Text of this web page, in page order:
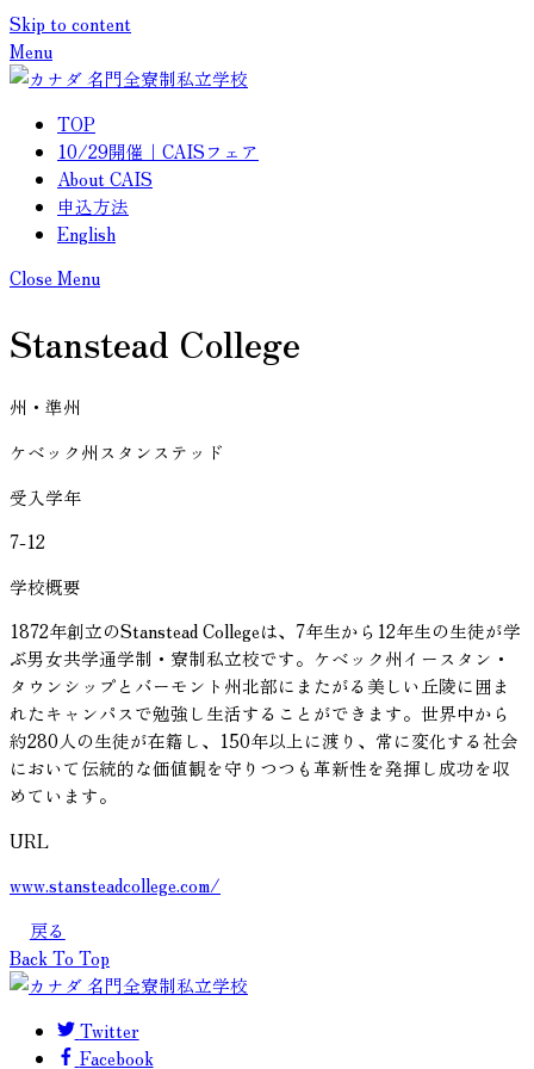
Skip to content
Menuメニュー
閉じる
TOP
10/29開催｜CAISフェア
About CAIS
申込方法
English
Close Menu
Stanstead College
州・準州
ケベック州スタンステッド
受入学年
7-12
学校概要
1872年創立のStanstead Collegeは、7年生から12年生の生徒が学
ぶ男女共学通学制・寮制私立校です。ケベック州イースタン・
タウンシップとバーモント州北部にまたがる美しい丘陵に囲ま
れたキャンパスで勉強し生活することができます。世界中から
約280人の生徒が在籍し、150年以上に渡り、常に変化する社会
において伝統的な価値観を守りつつも革新性を発揮し成功を収
めています。
URL
www.stansteadcollege.com/
戻る
Back To Top
Twitter
Facebook